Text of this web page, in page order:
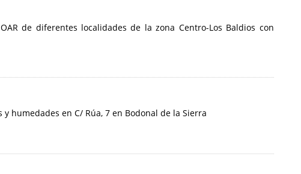
de diferentes localidades de la zona Centro-Los Baldios con
humedades en C/ Rúa, 7 en Bodonal de la Sierra